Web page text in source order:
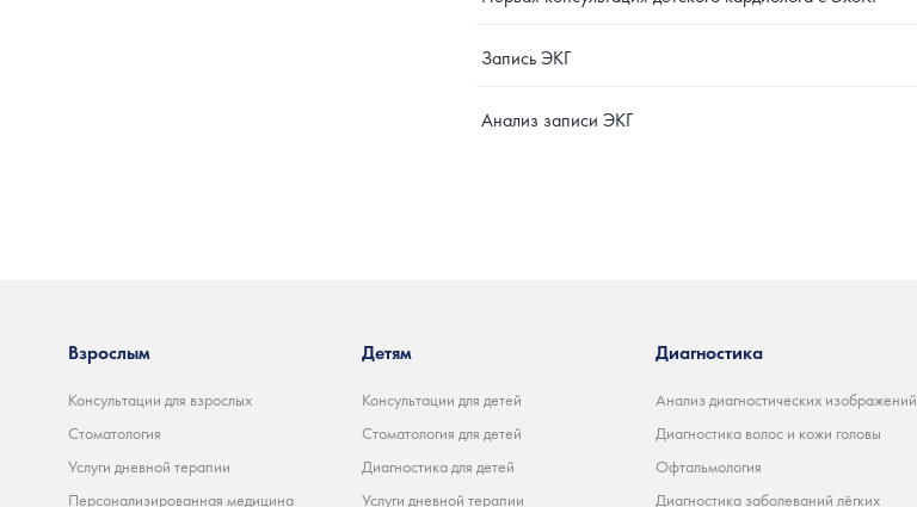
Запись ЭКГ
Анализ записи ЭКГ
Взрослым
Консультации для взрослых
Стоматология
Услуги дневной терапии
Персонализированная медицина
Детям
Консультации для детей
Стоматология для детей
Диагностика для детей
Услуги дневной терапии
Диагностика
Анализ диагностических изображений
Диагностика волос и кожи головы
Офтальмология
Диагностика заболеваний лёгких